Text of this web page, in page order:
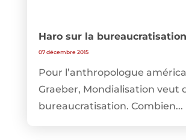
Haro sur la
07 décembre 2015
Pour l’anthropologue
Graeber, Mondialisation veut
bureaucratisation. Combien...